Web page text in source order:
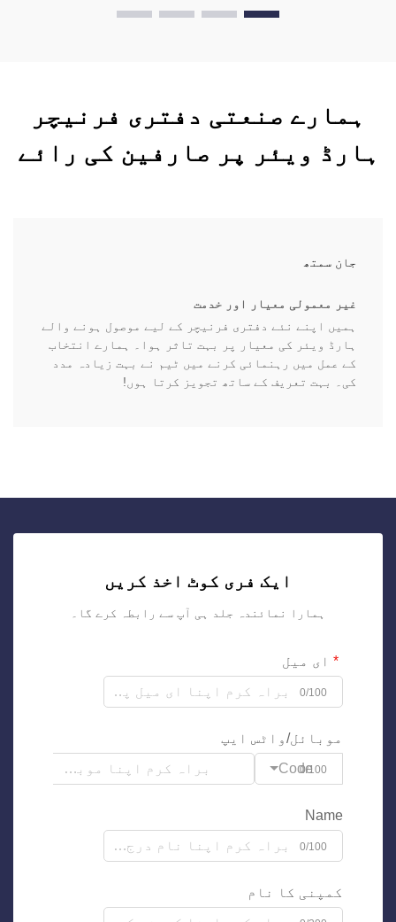
ہمارے صنعتی دفتری فرنیچر
ہارڈ ویئر پر صارفین کی رائے
جان سمتھ
غیر معمولی معیار اور خدمت
ہمیں اپنے نئے دفتری فرنیچر کے لیے موصول ہونے والے
ہارڈ ویئر کی معیار پر بہت تاثر ہوا۔ ہمارے انتخاب
کے عمل میں رہنمائی کرنے میں ٹیم نے بہت زیادہ مدد
کی۔ بہت تعریف کے ساتھ تجویز کرتا ہوں!
ایک فری کوٹ اخذ کریں
ہمارا نمائندہ جلد ہی آپ سے رابطہ کرے گا۔
ای میل
0/100
موبائل/واٹس ایپ
Code0/100
Name
0/100
کمپنی کا نام